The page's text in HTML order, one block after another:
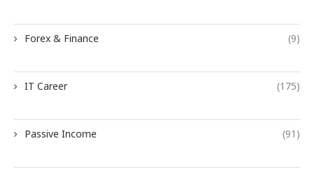
Forex & Finance (9)
IT Career (175)
Passive Income (91)